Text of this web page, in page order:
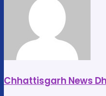
Chhattisgarh News